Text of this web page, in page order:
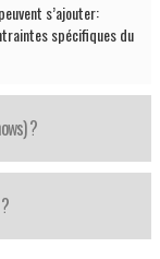
s’ajouter:
spécifiques du
?